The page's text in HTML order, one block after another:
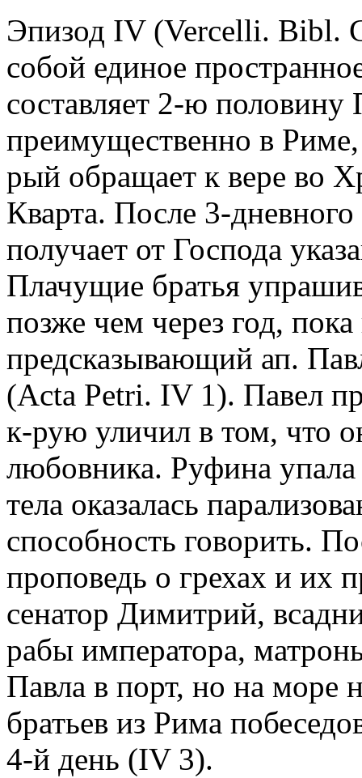
Эпизод IV (Vercelli. Bibl.
собой единое
составляет 2-ю половину
преимущественно в
рый обращает к вере во
Кварта. После 3-
получает от Господа
Плачущие братья
позже чем через год, пока
предсказывающий ап.
(Acta Petri. IV 1). Павел
к-рую уличил в том, что
любовника. Руфина упала
тела оказалась
способность говорить.
проповедь о грехах и
сенатор Димитрий,
рабы императора,
Павла в порт, но на море
братьев из Рима
4-й день (IV 3).